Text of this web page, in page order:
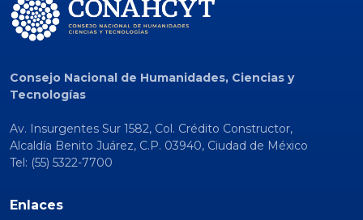
Consejo Nacional de Humanidades, Ciencias y
Tecnologías
Av. Insurgentes Sur 1582, Col. Crédito Constructor,
Alcaldía Benito Juárez, C.P. 03940, Ciudad de México
Tel: (55) 5322-7700
Enlaces